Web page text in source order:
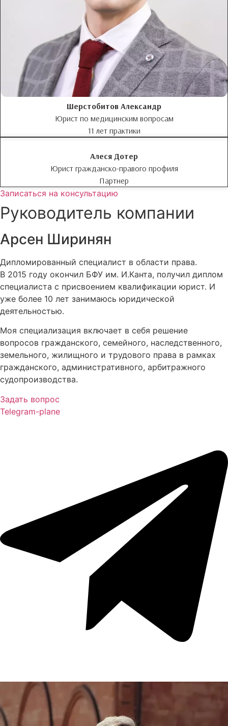
Шерстобитов Александр
Юрист по медицинским вопросам
11 лет практики
Алеся Дотер
Юрист гражданско-правого профиля
Партнер
Записаться на консультацию
Руководитель компании
Арсен Ширинян​
Дипломированный специалист в области права.
В 2015 году окончил БФУ им. И.Канта, получил диплом
специалиста с присвоением квалификации юрист. И
уже более 10 лет занимаюсь юридической
деятельностью.
Моя специализация включает в себя решение
вопросов гражданского, семейного, наследственного,
земельного, жилищного и трудового права в рамках
гражданского, административного, арбитражного
судопроизводства.
Задать вопрос
Telegram-plane